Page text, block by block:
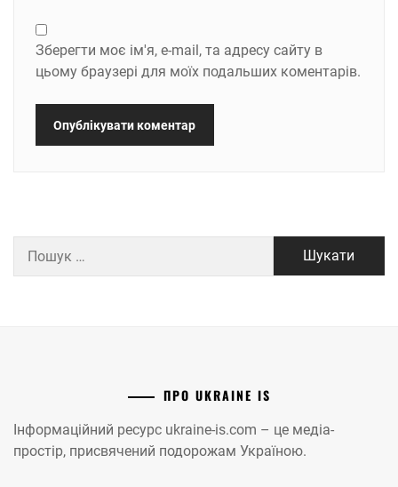
Зберегти моє ім'я, e-mail, та адресу сайту в
цьому браузері для моїх подальших коментарів.
ПРО UKRAINE IS
Інформаційний ресурс ukraine-is.com – це медіа-
простір, присвячений подорожам Україною.